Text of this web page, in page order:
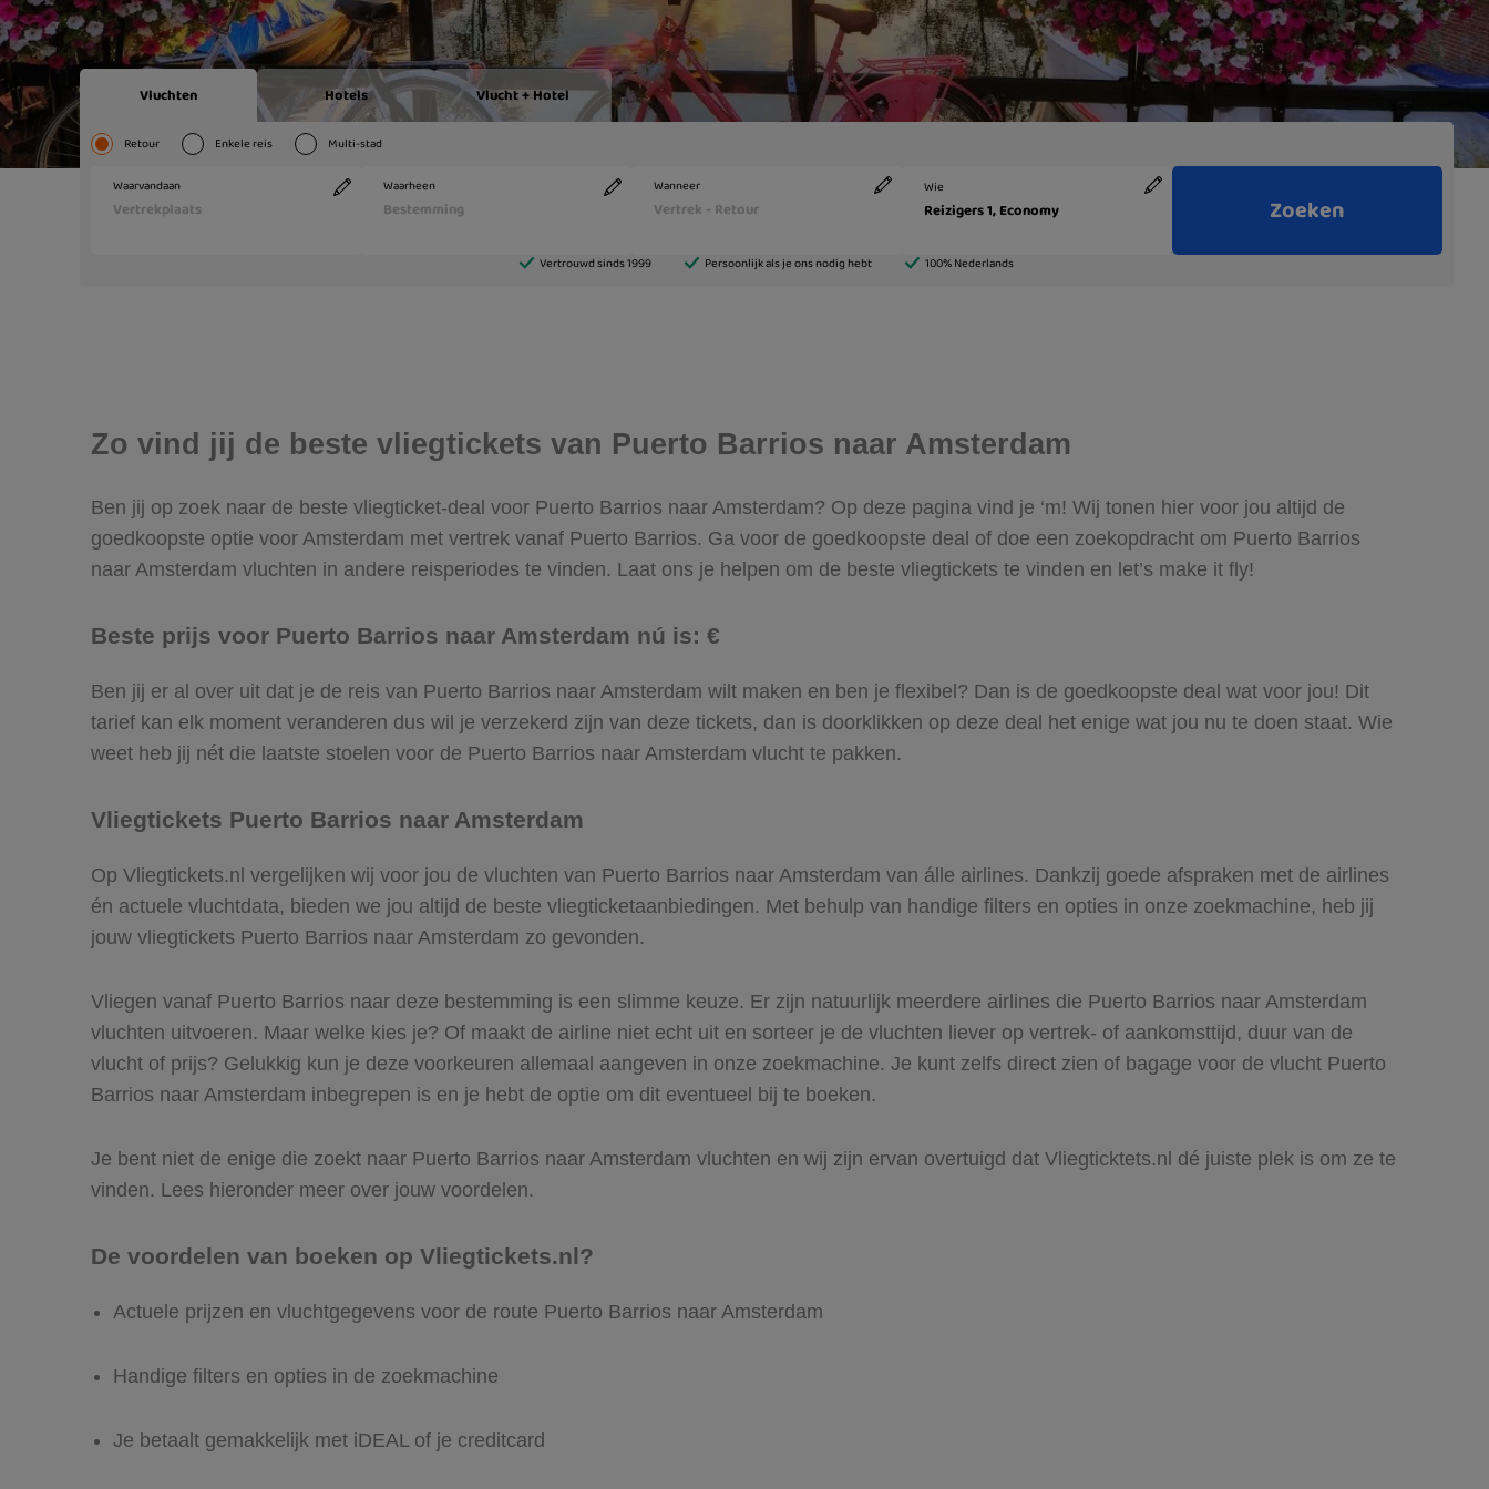
Zo vind jij de beste vliegtickets van Puerto Barrios naar Amsterdam
Ben jij op zoek naar de beste vliegticket-deal voor Puerto Barrios naar Amsterdam? Op deze pagina vind je ‘m! Wij tonen hier voor jou altijd de
goedkoopste optie voor Amsterdam met vertrek vanaf Puerto Barrios. Ga voor de goedkoopste deal of doe een zoekopdracht om Puerto Barrios
naar Amsterdam vluchten in andere reisperiodes te vinden. Laat ons je helpen om de beste vliegtickets te vinden en let’s make it fly!
Beste prijs voor Puerto Barrios naar Amsterdam nú is: €
Ben jij er al over uit dat je de reis van Puerto Barrios naar Amsterdam wilt maken en ben je flexibel? Dan is de goedkoopste deal wat voor jou! Dit
tarief kan elk moment veranderen dus wil je verzekerd zijn van deze tickets, dan is doorklikken op deze deal het enige wat jou nu te doen staat. Wie
weet heb jij nét die laatste stoelen voor de Puerto Barrios naar Amsterdam vlucht te pakken.
Vliegtickets Puerto Barrios naar Amsterdam
Op Vliegtickets.nl vergelijken wij voor jou de vluchten van Puerto Barrios naar Amsterdam van álle airlines. Dankzij goede afspraken met de airlines
én actuele vluchtdata, bieden we jou altijd de beste vliegticketaanbiedingen. Met behulp van handige filters en opties in onze zoekmachine, heb jij
jouw vliegtickets Puerto Barrios naar Amsterdam zo gevonden.
Vliegen vanaf Puerto Barrios naar deze bestemming is een slimme keuze. Er zijn natuurlijk meerdere airlines die Puerto Barrios naar Amsterdam
vluchten uitvoeren. Maar welke kies je? Of maakt de airline niet echt uit en sorteer je de vluchten liever op vertrek- of aankomsttijd, duur van de
vlucht of prijs? Gelukkig kun je deze voorkeuren allemaal aangeven in onze zoekmachine. Je kunt zelfs direct zien of bagage voor de vlucht Puerto
Barrios naar Amsterdam inbegrepen is en je hebt de optie om dit eventueel bij te boeken.
Je bent niet de enige die zoekt naar Puerto Barrios naar Amsterdam vluchten en wij zijn ervan overtuigd dat Vliegticktets.nl dé juiste plek is om ze te
vinden. Lees hieronder meer over jouw voordelen.
De voordelen van boeken op Vliegtickets.nl?
Actuele prijzen en vluchtgegevens voor de route Puerto Barrios naar Amsterdam
Handige filters en opties in de zoekmachine
Je betaalt gemakkelijk met iDEAL of je creditcard